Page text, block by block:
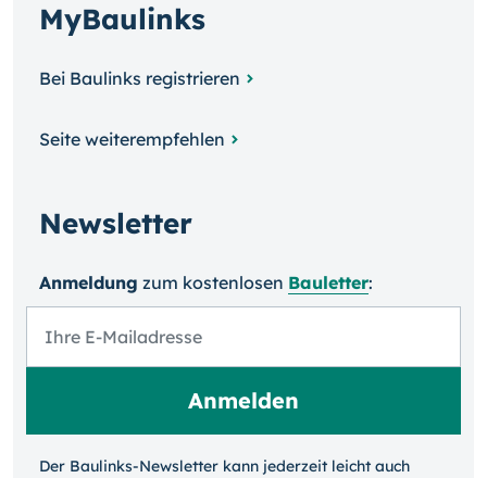
MyBaulinks
Bei Baulinks registrieren
Seite weiterempfehlen
Newsletter
Anmeldung zum kosten­losen Bauletter:
Der Baulinks-Newsletter kann jeder­zeit leicht auch